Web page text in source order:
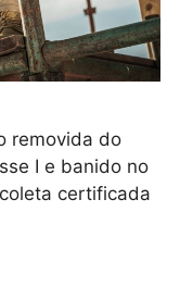
removida do
I e banido no
certificada